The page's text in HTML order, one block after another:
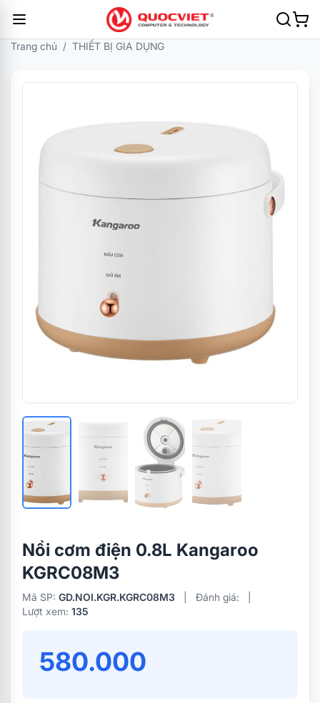
Trang chủ / THIẾT BỊ GIA DỤNG
Nồi cơm điện 0.8L Kangaroo
KGRC08M3
Mã SP: GD.NOI.KGR.KGRC08M3 Đánh giá:
Lượt xem: 135
580.000